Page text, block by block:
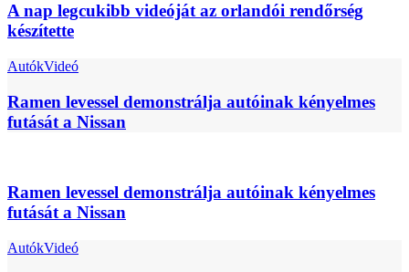
A nap legcukibb videóját az orlandói rendőrség
készítette
AutókVideó
Ramen levessel demonstrálja autóinak kényelmes
futását a Nissan
Ramen levessel demonstrálja autóinak kényelmes
futását a Nissan
AutókVideó